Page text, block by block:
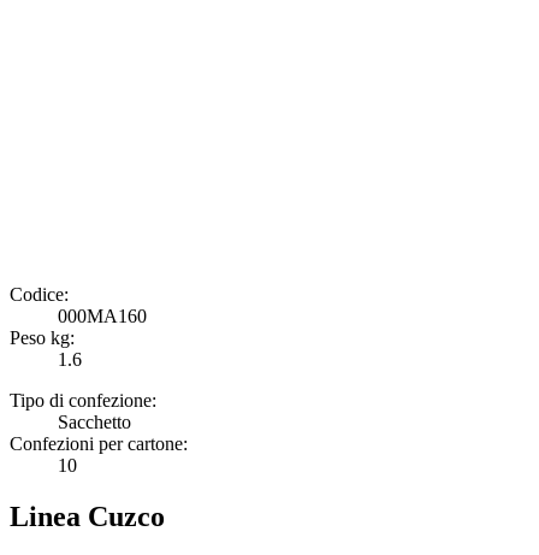
Codice:
000MA160
Peso kg:
1.6
Tipo di confezione:
Sacchetto
Confezioni per cartone:
10
Linea Cuzco